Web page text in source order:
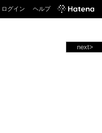
ログイン ヘルプ
next>